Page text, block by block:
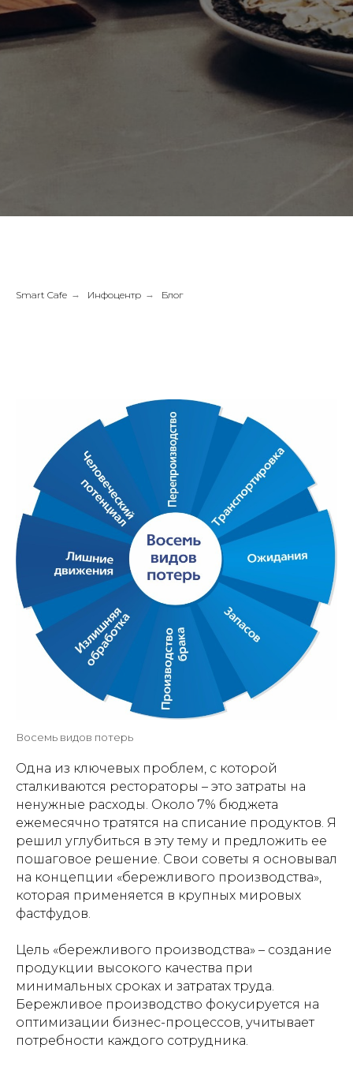
Smart Cafe → Инфоцентр → Блог
Восемь видов потерь
Одна из ключевых проблем, с которой
сталкиваются рестораторы – это затраты на
ненужные расходы. Около 7% бюджета
ежемесячно тратятся на списание продуктов. Я
решил углубиться в эту тему и предложить ее
пошаговое решение. Свои советы я основывал
на концепции «бережливого производства»,
которая применяется в крупных мировых
фастфудов.
Цель «бережливого производства» – создание
продукции высокого качества при
минимальных сроках и затратах труда.
Бережливое производство фокусируется на
оптимизации бизнес-процессов, учитывает
потребности каждого сотрудника.